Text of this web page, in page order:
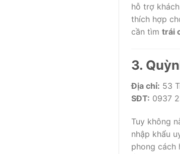
hỗ trợ
thích hợp
cần tìm trái
3.
Địa chỉ: 53
SĐT: 0937
Tuy không
nhập khẩu
phong cách